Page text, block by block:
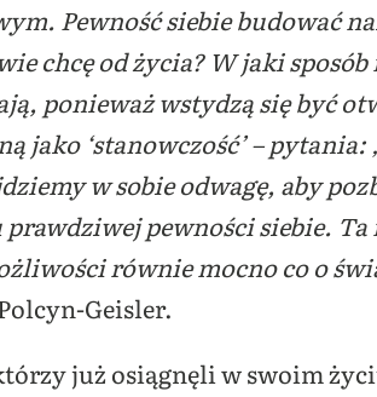
Pewność siebie budować
chcę od życia? W jaki
ponieważ wstydzą się być
jako ‘stanowczość’ –
w sobie odwagę, aby
pewności siebie.
równie mocno co o
Geisler.
już osiągnęli w swoim